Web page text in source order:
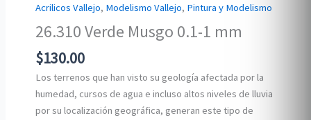
Acrilicos Vallejo, Modelismo Vallejo, Pintura y Modelismo
26.310 Verde Musgo 0.1-1 mm
$130.00
Los terrenos que han visto su geología afectada por la
humedad, cursos de agua e incluso altos niveles de lluvia
por su localización geográfica, generan este tipo de